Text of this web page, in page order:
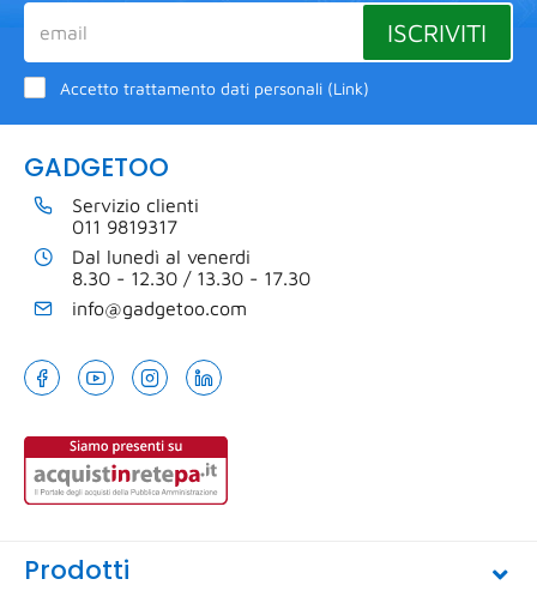
ISCRIVITI
Accetto trattamento dati personali (Link)
GADGETOO
Servizio clienti
011 9819317
Dal lunedì al venerdi
8.30 - 12.30 / 13.30 - 17.30
info@gadgetoo.com
Prodotti